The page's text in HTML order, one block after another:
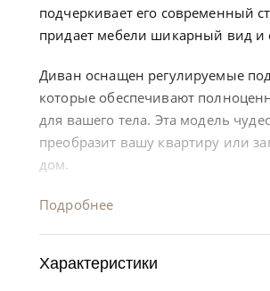
подчеркивает его современный
придает мебели шикарный вид и
Диван оснащен регулируемые
которые обеспечивают
для вашего тела. Эта модель
преобразит вашу квартиру или
дом.
Подробнее
Характеристики